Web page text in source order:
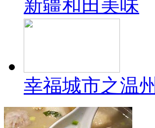
新疆和田美味
幸福城市之温州